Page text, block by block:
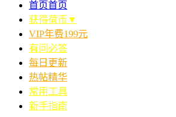
首页首页
获得荷币▼
VIP年费199元
有问必答
每日更新
热帖精华
常用工具
新手指南